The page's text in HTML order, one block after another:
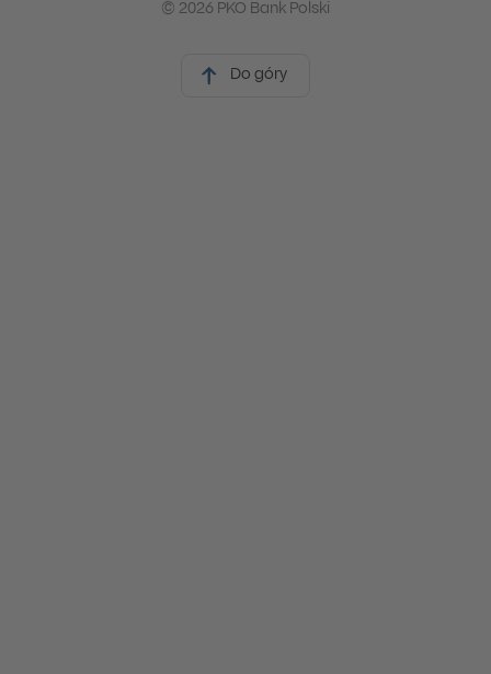
© 2026 PKO Bank Polski
Do góry